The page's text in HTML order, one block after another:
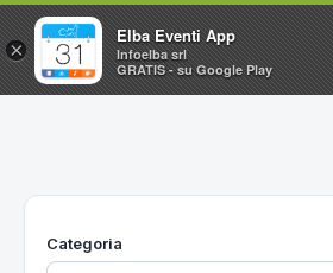
Home
Utilità
Categoria
×
Elba Eventi App
Infoelba srl
GRATIS - su Google Play